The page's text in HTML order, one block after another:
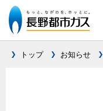
トップ お知らせ